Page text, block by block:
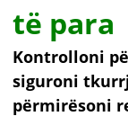
të para
Kontrolloni
siguroni
përmirësoni